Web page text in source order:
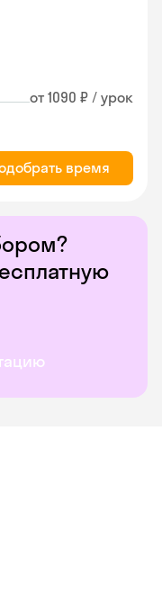
от 1090 ₽ / урок
время